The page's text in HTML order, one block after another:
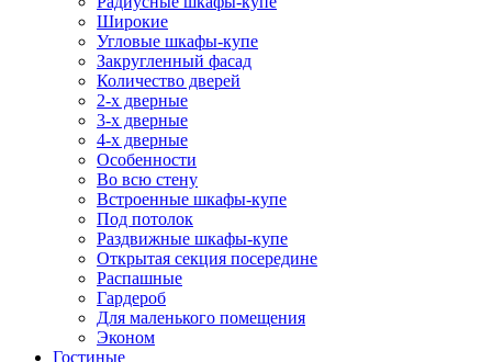
Широкие
Угловые шкафы-купе
Закругленный фасад
Количество дверей
2-х дверные
3-х дверные
4-х дверные
Особенности
Во всю стену
Встроенные шкафы-купе
Под потолок
Раздвижные шкафы-купе
Открытая секция посередине
Распашные
Гардероб
Для маленького помещения
Эконом
Гостиные